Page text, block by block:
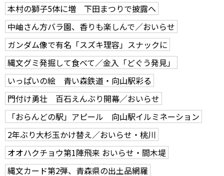
本村の獅子5体に増 下田まつりで披露へ
中岫さん方バラ園、香りも楽しんで／おいらせ
ガンダム像で有名「スズキ理容」スナックに
縄文グミ発掘して食べて／金入「どぐう発見」
いっぱいの絵 青い森鉄道・向山駅彩る
門付け勇壮 百石えんぶり開幕／おいらせ
「おらんどの駅」アピール 向山駅イルミネーション
2年ぶり大杉玉かけ替え／おいらせ・桃川
オオハクチョウ第1陣飛来 おいらせ・間木堤
縄文カード第2弾、青森県の出土品網羅